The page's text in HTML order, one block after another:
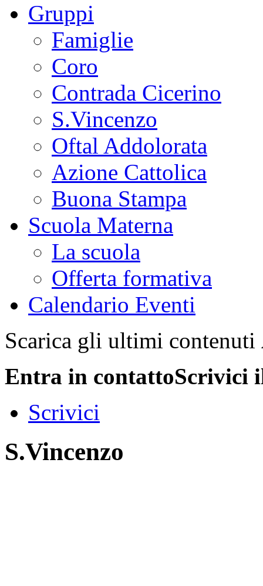
Gruppi
Famiglie
Coro
Contrada Cicerino
S.Vincenzo
Oftal Addolorata
Azione Cattolica
Buona Stampa
Scuola Materna
La scuola
Offerta formativa
Calendario Eventi
Scarica gli ultimi contenuti
Entra in contattoScrivici
Scrivici
S.Vincenzo